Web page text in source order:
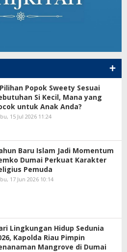
+
Popok Sweety Sesuai
Si Kecil, Mana yang
untuk Anak Anda?
15 Jul 2026 11:24
Baru Islam Jadi Momentum
Dumai Perkuat Karakter
Pemuda
17 Jun 2026 10:14
Lingkungan Hidup Sedunia
Kapolda Riau Pimpin
Mangrove di Dumai